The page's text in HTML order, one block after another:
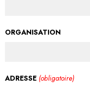
ORGANISATION
ADRESSE (obligatoire)